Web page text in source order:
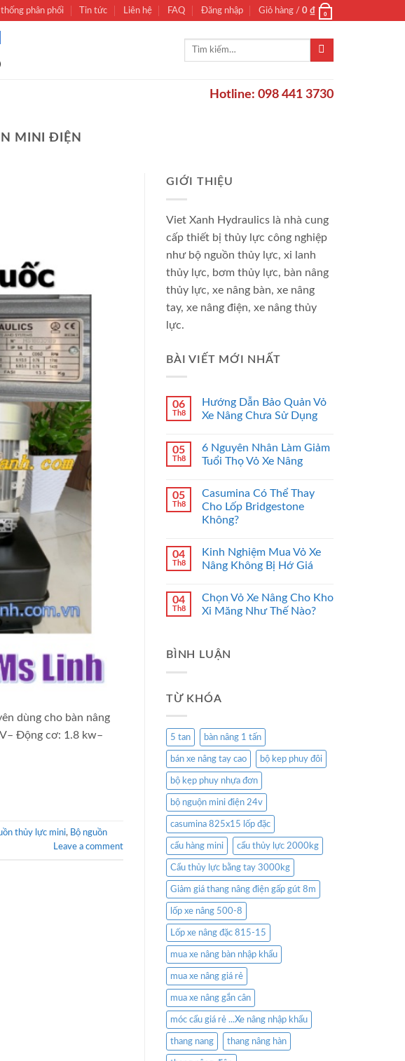
thống phân phối Tin tức Liên hệ FAQ Đăng nhập Giỏ hàng / 0 ₫ 0
Tìm
Hotline: 098 441 3730
MINI ĐIỆN
dùng cho bàn nâng
Động cơ: 1.8 kw–
thủy lực mini, Bộ nguồn
Leave a comment
GIỚI THIỆU
Viet Xanh Hydraulics là nhà cung
cấp thiết bị thủy lực công nghiệp
như bộ nguồn thủy lực, xi lanh
thủy lực, bơm thủy lực, bàn nâng
thủy lực, xe nâng bàn, xe nâng
tay, xe nâng điện, xe nâng thủy
lực.
BÀI VIẾT MỚI NHẤT
06
Th8
Hướng Dẫn Bảo Quản Vỏ
Xe Nâng Chưa Sử Dụng
05
Th8
6 Nguyên Nhân Làm Giảm
Tuổi Thọ Vỏ Xe Nâng
05
Th8
Casumina Có Thể Thay
Cho Lốp Bridgestone
Không?
04
Th8
Kinh Nghiệm Mua Vỏ Xe
Nâng Không Bị Hớ Giá
04
Th8
Chọn Vỏ Xe Nâng Cho Kho
Xi Măng Như Thế Nào?
BÌNH LUẬN
TỪ KHÓA
5 tan bàn nâng 1 tấn
bán xe nâng tay cao bộ kep phuy đôi
bộ kẹp phuy nhựa đơn
bộ nguộn mini điện 24v
casumina 825x15 lốp đặc
cẩu hàng mini cẩu thủy lực 2000kg
Cẩu thủy lực bằng tay 3000kg
Giảm giá thang nâng điện gấp gút 8m
lốp xe nâng 500-8
Lốp xe nâng đặc 815-15
mua xe nâng bàn nhập khẩu
mua xe nâng giá rẻ
mua xe nâng gắn cân
móc cẩu giá rẻ ...Xe nâng nhập khẩu
thang nang thang nâng hàn